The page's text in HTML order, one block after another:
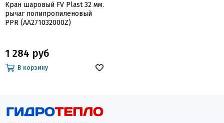
Кран шаровый FV Plast 32 мм.
рычаг полипропиленовый
PPR (AA271032000Z)
1 284 руб
В корзину